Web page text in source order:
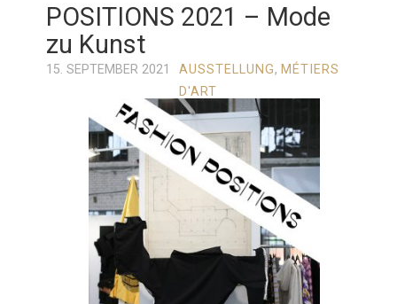
POSITIONS 2021 – Mode
zu Kunst
15. SEPTEMBER 2021 AUSSTELLUNG, MÉTIERS
D'ART